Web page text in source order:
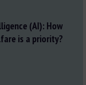
(AI): How
is a priority?